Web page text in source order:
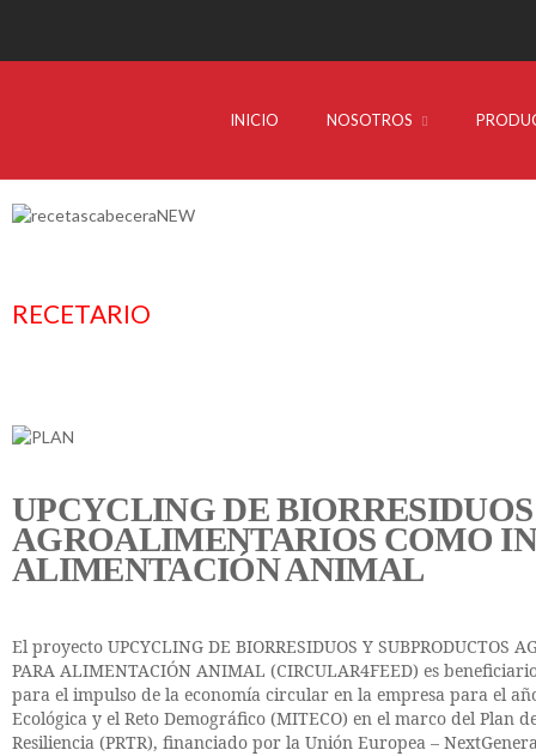
INICIO NOSOTROS
RECETARIO
UPCYCLING DE
AGROALIMENTARIOS COMO
ALIMENTACIÓN ANIMAL
El proyecto UPCYCLING DE BIORRESIDUOS Y SUBPRODUCTOS
PARA ALIMENTACIÓN ANIMAL (CIRCULAR4FEED) es
para el impulso de la economía circular en la empresa para el
Ecológica y el Reto Demográfico (MITECO) en el marco del Plan
Resiliencia (PRTR), financiado por la Unión Europea –